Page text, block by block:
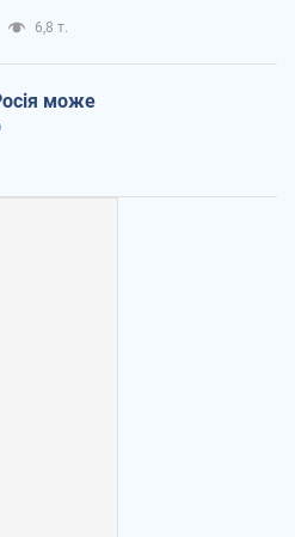
6,8 т.
може